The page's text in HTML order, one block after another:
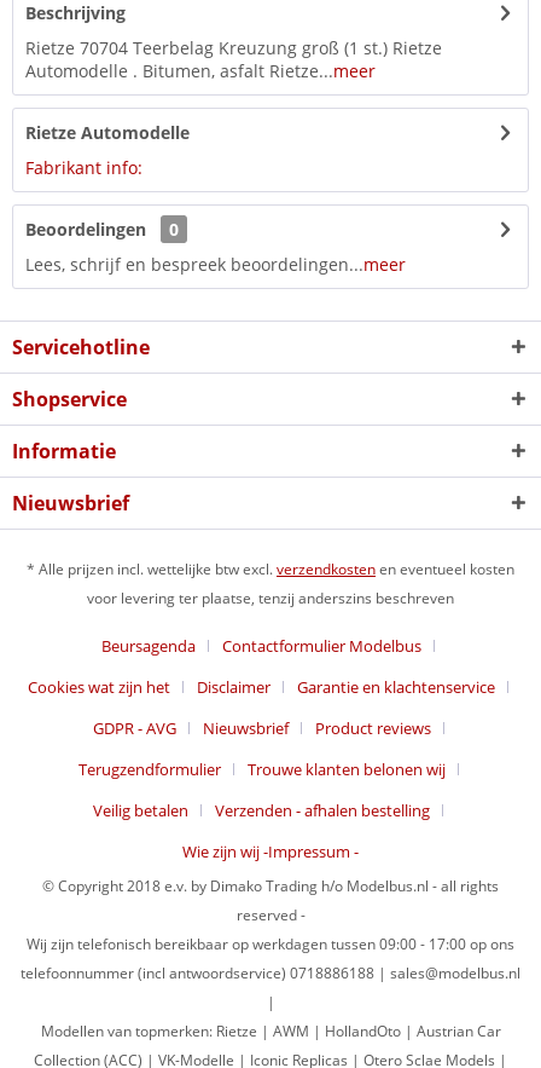
Beschrijving
Rietze 70704 Teerbelag Kreuzung groß (1 st.) Rietze
Automodelle . Bitumen, asfalt Rietze...meer
Rietze Automodelle
Fabrikant info:
Beoordelingen
0
Lees, schrijf en bespreek beoordelingen...meer
Servicehotline
Shopservice
Informatie
Nieuwsbrief
* Alle prijzen incl. wettelijke btw excl.verzendkostenen eventueel kosten
voor levering ter plaatse, tenzij anderszins beschreven
Beursagenda
Contactformulier Modelbus
Cookies wat zijn het
Disclaimer
Garantie en klachtenservice
GDPR - AVG
Nieuwsbrief
Product reviews
Terugzendformulier
Trouwe klanten belonen wij
Veilig betalen
Verzenden - afhalen bestelling
Wie zijn wij -Impressum -
© Copyright 2018 e.v. by Dimako Trading h/o Modelbus.nl - all rights
reserved -
Wij zijn telefonisch bereikbaar op werkdagen tussen 09:00 - 17:00 op ons
telefoonnummer (incl antwoordservice) 0718886188 | sales@modelbus.nl
|
Modellen van topmerken: Rietze | AWM | HollandOto | Austrian Car
Collection (ACC) | VK-Modelle | Iconic Replicas | Otero Sclae Models |